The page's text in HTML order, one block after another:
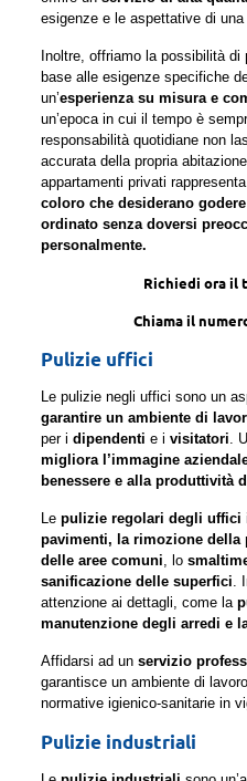
esigenze e le aspettative di
Inoltre, offriamo la possibilità di
base alle esigenze specifiche
un’esperienza su misura e
un’epoca in cui il tempo è
responsabilità quotidiane non
accurata della propria
appartamenti privati
coloro che desiderano
ordinato senza doversi
personalmente.
Richiedi ora il
Chiama il
Pulizie uffici
Le pulizie negli uffici sono un
garantire un ambiente di
per i dipendenti e i visitatori.
migliora l’immagine
benessere e alla produttività
Le pulizie regolari degli uffici
pavimenti, la rimozione della
delle aree comuni, lo
sanificazione delle superfici.
attenzione ai dettagli, come la
manutenzione degli arredi e
Affidarsi ad un servizio
garantisce un ambiente di
normative igienico-sanitarie in
Pulizie industriali